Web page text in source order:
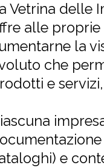
Vetrina delle
alle proprie
la
che
e
e